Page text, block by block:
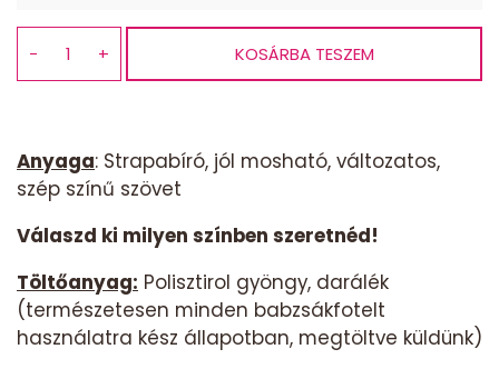
Babzsák
tűzoltás
mennyiség
− + KOSÁRBA TESZEM
Anyaga: Strapabíró, jól mosható, változatos,
szép színű szövet
Válaszd ki milyen színben szeretnéd!
Töltőanyag: Polisztirol gyöngy, darálék
(természetesen minden babzsákfotelt
használatra kész állapotban, megtöltve küldünk)